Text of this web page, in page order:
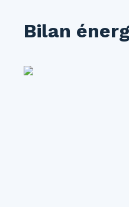
Bilan